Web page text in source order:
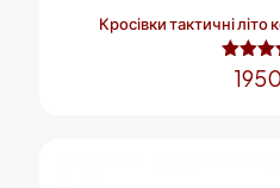
Кросівки тактичні
5.00
1950